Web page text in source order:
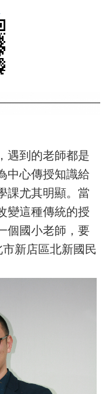
遇到的老師都是
中心傳授知識給
課尤其明顯。當
變這種傳統的授
個國小老師，要
新店區北新國民